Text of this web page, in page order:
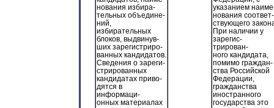
нования избира-
тельных объедине-
ний,
избирательных
блоков, выдвинув-
ших зарегистриро-
ванных кандидатов.
Сведения о зареги-
стрированных
кандидатах приво-
дятся в
информаци-
онных материалах
указанием
нования соответ-
ствующего
При наличии у
зарегис-
трирован-
ного кандидата,
помимо граждан-
ства Российской
Федерации,
гражданства
иностранного
государства это